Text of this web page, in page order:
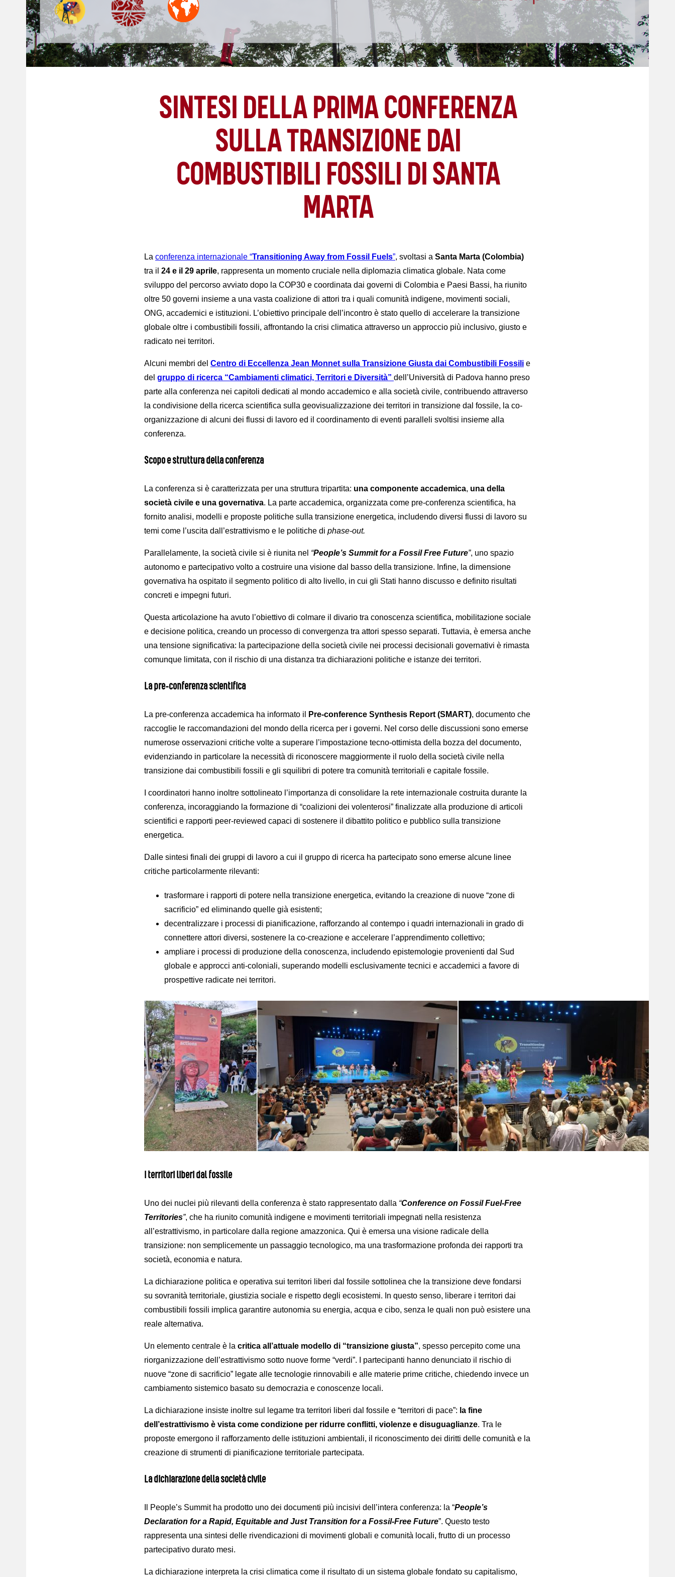
SINTESI DELLA PRIMA CONFERENZA
SULLA TRANSIZIONE DAI
COMBUSTIBILI FOSSILI DI SANTA
MARTA
La conferenza internazionale “Transitioning Away from Fossil Fuels”, svoltasi a Santa Marta (Colombia)
tra il 24 e il 29 aprile, rappresenta un momento cruciale nella diplomazia climatica globale. Nata come
sviluppo del percorso avviato dopo la COP30 e coordinata dai governi di Colombia e Paesi Bassi, ha riunito
oltre 50 governi insieme a una vasta coalizione di attori tra i quali comunità indigene, movimenti sociali,
ONG, accademici e istituzioni. L’obiettivo principale dell’incontro è stato quello di accelerare la transizione
globale oltre i combustibili fossili, affrontando la crisi climatica attraverso un approccio più inclusivo, giusto e
radicato nei territori.
Alcuni membri del Centro di Eccellenza Jean Monnet sulla Transizione Giusta dai Combustibili Fossili e
del gruppo di ricerca “Cambiamenti climatici, Territori e Diversità” dell’Università di Padova hanno preso
parte alla conferenza nei capitoli dedicati al mondo accademico e alla società civile, contribuendo attraverso
la condivisione della ricerca scientifica sulla geovisualizzazione dei territori in transizione dal fossile, la co-
organizzazione di alcuni dei flussi di lavoro ed il coordinamento di eventi paralleli svoltisi insieme alla
conferenza.
Scopo e struttura della conferenza
La conferenza si è caratterizzata per una struttura tripartita: una componente accademica, una della
società civile e una governativa. La parte accademica, organizzata come pre-conferenza scientifica, ha
fornito analisi, modelli e proposte politiche sulla transizione energetica, includendo diversi flussi di lavoro su
temi come l’uscita dall’estrattivismo e le politiche di phase-out.
Parallelamente, la società civile si è riunita nel “People’s Summit for a Fossil Free Future”, uno spazio
autonomo e partecipativo volto a costruire una visione dal basso della transizione. Infine, la dimensione
governativa ha ospitato il segmento politico di alto livello, in cui gli Stati hanno discusso e definito risultati
concreti e impegni futuri.
Questa articolazione ha avuto l’obiettivo di colmare il divario tra conoscenza scientifica, mobilitazione sociale
e decisione politica, creando un processo di convergenza tra attori spesso separati. Tuttavia, è emersa anche
una tensione significativa: la partecipazione della società civile nei processi decisionali governativi è rimasta
comunque limitata, con il rischio di una distanza tra dichiarazioni politiche e istanze dei territori.
La pre-conferenza scientifica
La pre-conferenza accademica ha informato il Pre-conference Synthesis Report (SMART), documento che
raccoglie le raccomandazioni del mondo della ricerca per i governi. Nel corso delle discussioni sono emerse
numerose osservazioni critiche volte a superare l’impostazione tecno-ottimista della bozza del documento,
evidenziando in particolare la necessità di riconoscere maggiormente il ruolo della società civile nella
transizione dai combustibili fossili e gli squilibri di potere tra comunità territoriali e capitale fossile.
I coordinatori hanno inoltre sottolineato l’importanza di consolidare la rete internazionale costruita durante la
conferenza, incoraggiando la formazione di “coalizioni dei volenterosi” finalizzate alla produzione di articoli
scientifici e rapporti peer-reviewed capaci di sostenere il dibattito politico e pubblico sulla transizione
energetica.
Dalle sintesi finali dei gruppi di lavoro a cui il gruppo di ricerca ha partecipato sono emerse alcune linee
critiche particolarmente rilevanti:
trasformare i rapporti di potere nella transizione energetica, evitando la creazione di nuove “zone di
sacrificio” ed eliminando quelle già esistenti;
decentralizzare i processi di pianificazione, rafforzando al contempo i quadri internazionali in grado di
connettere attori diversi, sostenere la co-creazione e accelerare l’apprendimento collettivo;
ampliare i processi di produzione della conoscenza, includendo epistemologie provenienti dal Sud
globale e approcci anti-coloniali, superando modelli esclusivamente tecnici e accademici a favore di
prospettive radicate nei territori.
I territori liberi dal fossile
Uno dei nuclei più rilevanti della conferenza è stato rappresentato dalla “Conference on Fossil Fuel-Free
Territories”, che ha riunito comunità indigene e movimenti territoriali impegnati nella resistenza
all’estrattivismo, in particolare dalla regione amazzonica. Qui è emersa una visione radicale della
transizione: non semplicemente un passaggio tecnologico, ma una trasformazione profonda dei rapporti tra
società, economia e natura.
La dichiarazione politica e operativa sui territori liberi dal fossile sottolinea che la transizione deve fondarsi
su sovranità territoriale, giustizia sociale e rispetto degli ecosistemi. In questo senso, liberare i territori dai
combustibili fossili implica garantire autonomia su energia, acqua e cibo, senza le quali non può esistere una
reale alternativa.
Un elemento centrale è la critica all’attuale modello di “transizione giusta”, spesso percepito come una
riorganizzazione dell’estrattivismo sotto nuove forme “verdi”. I partecipanti hanno denunciato il rischio di
nuove “zone di sacrificio” legate alle tecnologie rinnovabili e alle materie prime critiche, chiedendo invece un
cambiamento sistemico basato su democrazia e conoscenze locali.
La dichiarazione insiste inoltre sul legame tra territori liberi dal fossile e “territori di pace”: la fine
dell’estrattivismo è vista come condizione per ridurre conflitti, violenze e disuguaglianze. Tra le
proposte emergono il rafforzamento delle istituzioni ambientali, il riconoscimento dei diritti delle comunità e la
creazione di strumenti di pianificazione territoriale partecipata.
La dichiarazione della società civile
Il People’s Summit ha prodotto uno dei documenti più incisivi dell’intera conferenza: la “People’s
Declaration for a Rapid, Equitable and Just Transition for a Fossil-Free Future”. Questo testo
rappresenta una sintesi delle rivendicazioni di movimenti globali e comunità locali, frutto di un processo
partecipativo durato mesi.
La dichiarazione interpreta la crisi climatica come il risultato di un sistema globale fondato su capitalismo,